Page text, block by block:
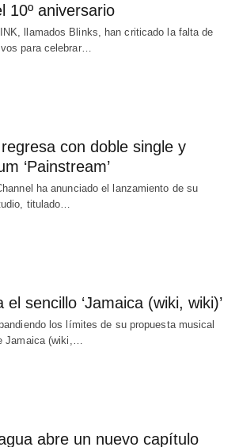
10º aniversario
llamados Blinks, han criticado la falta de
para celebrar…
con doble single y
‘Painstream’
ha anunciado el lanzamiento de su
titulado…
el sencillo ‘Jamaica (wiki, wiki)’
los límites de su propuesta musical
Jamaica (wiki,…
abre un nuevo capítulo